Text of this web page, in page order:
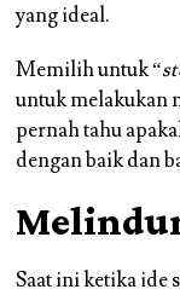
yang ideal.
Memilih untuk “
untuk melakukan
pernah tahu
dengan baik dan
Saat ini ketika ide